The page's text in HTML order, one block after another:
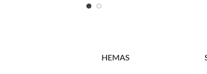
HEMAS